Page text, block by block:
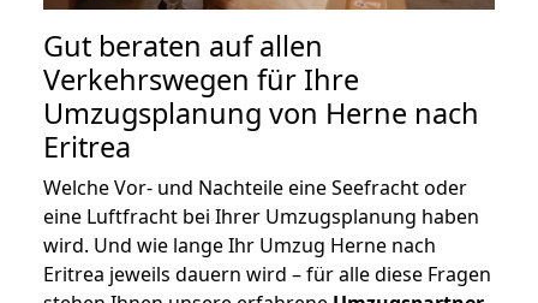
Gut beraten auf allen
Verkehrswegen für Ihre
Umzugsplanung von Herne nach
Eritrea
Welche Vor- und Nachteile eine Seefracht oder
eine Luftfracht bei Ihrer Umzugsplanung haben
wird. Und wie lange Ihr Umzug Herne nach
Eritrea jeweils dauern wird – für alle diese Fragen